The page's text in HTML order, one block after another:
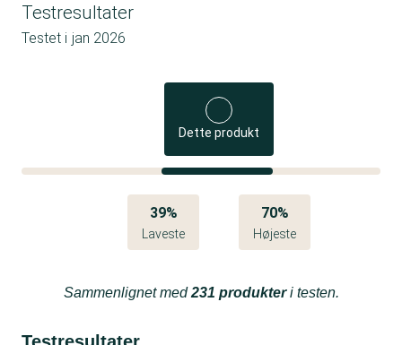
Testresultater
Testet i jan 2026
Dette produkt
39%
Laveste
70%
Højeste
Sammenlignet med231 produkteri testen.
Testresultater